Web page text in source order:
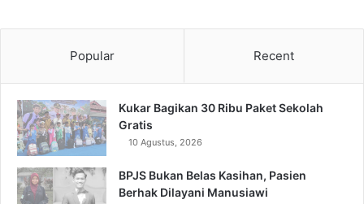
Popular Recent
Kukar Bagikan 30 Ribu Paket Sekolah
Gratis
10 Agustus, 2026
BPJS Bukan Belas Kasihan, Pasien
Berhak Dilayani Manusiawi